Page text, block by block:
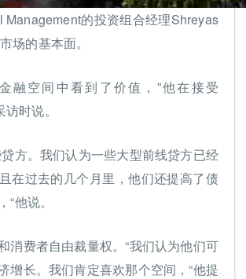
Management的投资组合经理Shreyas
场的基本面。
融空间中看到了价值，”他在接受
时说。
方。我们认为一些大型前线贷方已经
在过去的几个月里，他们还提高了债
他说。
消费者自由裁量权。“我们认为他们可
增长。我们肯定喜欢那个空间，“他提